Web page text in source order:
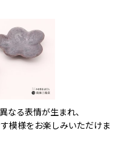
なる表情が生まれ、
模様をお楽しみいただけま